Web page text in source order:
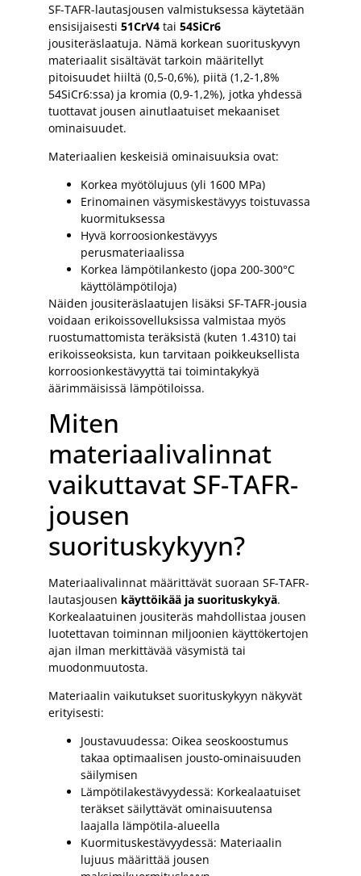
SF-TAFR-lautasjousen valmistuksessa käytetään
ensisijaisesti 51CrV4 tai 54SiCr6
jousiteräslaatuja. Nämä korkean suorituskyvyn
materiaalit sisältävät tarkoin määritellyt
pitoisuudet hiiltä (0,5-0,6%), piitä (1,2-1,8%
54SiCr6:ssa) ja kromia (0,9-1,2%), jotka yhdessä
tuottavat jousen ainutlaatuiset mekaaniset
ominaisuudet.
Materiaalien keskeisiä ominaisuuksia ovat:
Korkea myötölujuus (yli 1600 MPa)
Erinomainen väsymiskestävyys toistuvassa
kuormituksessa
Hyvä korroosionkestävyys
perusmateriaalissa
Korkea lämpötilankesto (jopa 200-300°C
käyttölämpötiloja)
Näiden jousiteräslaatujen lisäksi SF-TAFR-jousia
voidaan erikoissovelluksissa valmistaa myös
ruostumattomista teräksistä (kuten 1.4310) tai
erikoisseoksista, kun tarvitaan poikkeuksellista
korroosionkestävyyttä tai toimintakykyä
äärimmäisissä lämpötiloissa.
Miten
materiaalivalinnat
vaikuttavat SF-TAFR-
jousen
suorituskykyyn?
Materiaalivalinnat määrittävät suoraan SF-TAFR-
lautasjousen käyttöikää ja suorituskykyä.
Korkealaatuinen jousiteräs mahdollistaa jousen
luotettavan toiminnan miljoonien käyttökertojen
ajan ilman merkittävää väsymistä tai
muodonmuutosta.
Materiaalin vaikutukset suorituskykyyn näkyvät
erityisesti:
Joustavuudessa: Oikea seoskoostumus
takaa optimaalisen jousto-ominaisuuden
säilymisen
Lämpötilakestävyydessä: Korkealaatuiset
teräkset säilyttävät ominaisuutensa
laajalla lämpötila-alueella
Kuormituskestävyydessä: Materiaalin
lujuus määrittää jousen